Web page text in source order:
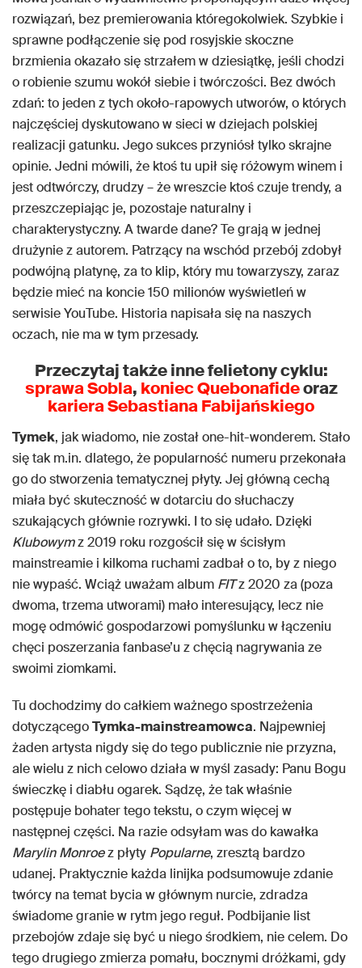
rozwiązań, bez premierowania któregokolwiek. Szybkie i
sprawne podłączenie się pod rosyjskie skoczne
brzmienia okazało się strzałem w dziesiątkę, jeśli chodzi
o robienie szumu wokół siebie i twórczości. Bez dwóch
zdań: to jeden z tych około-rapowych utworów, o których
najczęściej dyskutowano w sieci w dziejach polskiej
realizacji gatunku. Jego sukces przyniósł tylko skrajne
opinie. Jedni mówili, że ktoś tu upił się różowym winem i
jest odtwórczy, drudzy – że wreszcie ktoś czuje trendy, a
przeszczepiając je, pozostaje naturalny i
charakterystyczny. A twarde dane? Te grają w jednej
drużynie z autorem. Patrzący na wschód przebój zdobył
podwójną platynę, za to klip, który mu towarzyszy, zaraz
będzie mieć na koncie 150 milionów wyświetleń w
serwisie YouTube. Historia napisała się na naszych
oczach, nie ma w tym przesady.
Przeczytaj także inne felietony cyklu:
sprawa Sobla, koniec Quebonafideoraz
kariera Sebastiana Fabijańskiego
Tymek, jak wiadomo, nie został one-hit-wonderem. Stało
się tak m.in. dlatego, że popularność numeru przekonała
go do stworzenia tematycznej płyty. Jej główną cechą
miała być skuteczność w dotarciu do słuchaczy
szukających głównie rozrywki. I to się udało. Dzięki
Klubowymz 2019 roku rozgościł się w ścisłym
mainstreamie i kilkoma ruchami zadbał o to, by z niego
nie wypaść. Wciąż uważam album FITz 2020 za (poza
dwoma, trzema utworami) mało interesujący, lecz nie
mogę odmówić gospodarzowi pomyślunku w łączeniu
chęci poszerzania fanbase’u z chęcią nagrywania ze
swoimi ziomkami.
Tu dochodzimy do całkiem ważnego spostrzeżenia
dotyczącegoTymka-mainstreamowca. Najpewniej
żaden artysta nigdy się do tego publicznie nie przyzna,
ale wielu z nich celowo działa w myśl zasady: Panu Bogu
świeczkę i diabłu ogarek. Sądzę, że tak właśnie
postępuje bohater tego tekstu, o czym więcej w
następnej części. Na razie odsyłam was do kawałka
Marylin Monroez płyty Popularne, zresztą bardzo
udanej. Praktycznie każda linijka podsumowuje zdanie
twórcy na temat bycia w głównym nurcie, zdradza
świadome granie w rytm jego reguł. Podbijanie list
przebojów zdaje się być u niego środkiem, nie celem. Do
tego drugiego zmierza pomału, bocznymi dróżkami, gdy